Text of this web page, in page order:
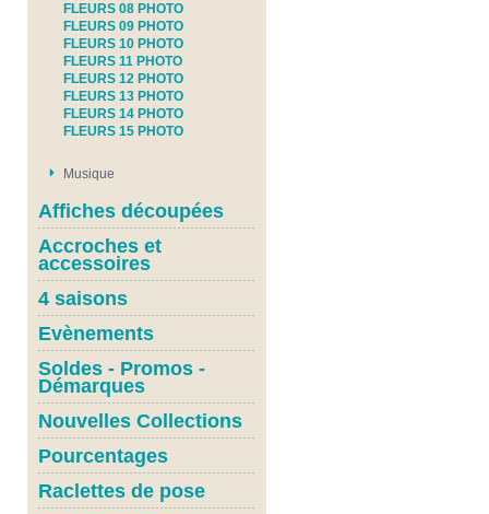
FLEURS 08 PHOTO
FLEURS 09 PHOTO
FLEURS 10 PHOTO
FLEURS 11 PHOTO
FLEURS 12 PHOTO
FLEURS 13 PHOTO
FLEURS 14 PHOTO
FLEURS 15 PHOTO
Musique
Affiches découpées
Accroches et
accessoires
4 saisons
Evènements
Soldes - Promos -
Démarques
Nouvelles Collections
Pourcentages
Raclettes de pose